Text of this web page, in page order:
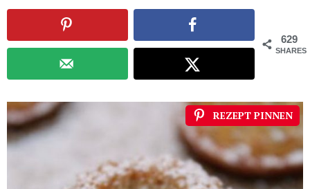
629
SHARES
REZEPT PINNEN